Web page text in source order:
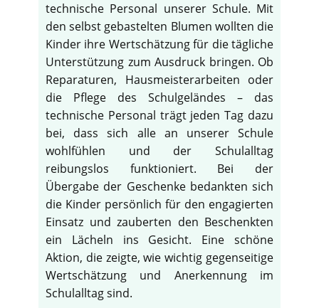
technische Personal unserer Schule. Mit
den selbst gebastelten Blumen wollten die
Kinder ihre Wertschätzung für die tägliche
Unterstützung zum Ausdruck bringen. Ob
Reparaturen, Hausmeisterarbeiten oder
die Pflege des Schulgeländes – das
technische Personal trägt jeden Tag dazu
bei, dass sich alle an unserer Schule
wohlfühlen und der Schulalltag
reibungslos funktioniert. Bei der
Übergabe der Geschenke bedankten sich
die Kinder persönlich für den engagierten
Einsatz und zauberten den Beschenkten
ein Lächeln ins Gesicht. Eine schöne
Aktion, die zeigte, wie wichtig gegenseitige
Wertschätzung und Anerkennung im
Schulalltag sind.